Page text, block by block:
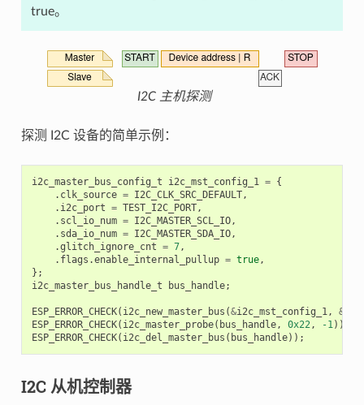
true。
I2C 主机探测
探测 I2C 设备的简单示例：
i2c_master_bus_config_t i2c_mst_config_1 = {
. clk_source = I2C_CLK_SRC_DEFAULT,
. i2c_port = TEST_I2C_PORT,
. scl_io_num = I2C_MASTER_SCL_IO,
. sda_io_num = I2C_MASTER_SDA_IO,
.glitch_ignore_cnt = 7,
. flags .enable_internal_pullup = true,
};
i2c_master_bus_handle_t
bus_handle;
ESP_ERROR_CHECK( i2c_new_master_bus (&i2c_mst_config_1, &
ESP_ERROR_CHECK( i2c_master_probe( bus_handle, 0x22, -1));
ESP_ERROR_CHECK( i2c_del_master_bus ( bus_handle));
I2C 从机控制器